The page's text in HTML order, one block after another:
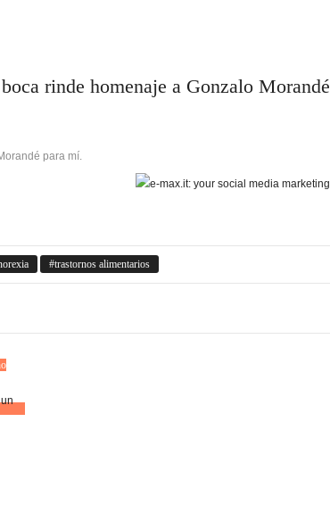
rinde homenaje a Gonzalo Morandé
para mí.
trastornos alimentarios